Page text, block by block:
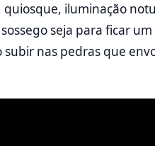
iluminação
seja para ficar um
nas pedras que